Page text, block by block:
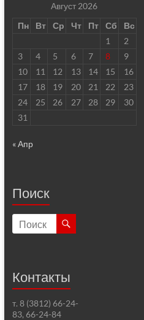
Август 2026
Пн
Вт Ср Чт Пт Сб
Вс
1
2
3
4 5 6 7 8
9
10
11 12 13 14 15
16
17
18 19 20 21 22
23
24
25 26 27 28 29
30
31
« Апр
Поиск
Контакты
т. 8 (3812) 66-24-
83, 66-24-84